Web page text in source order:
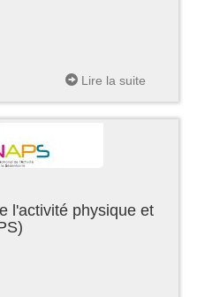
Lire la suite
l'activité physique et